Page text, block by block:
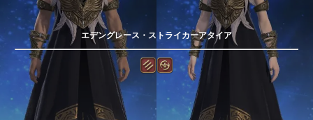
エデングレース・ストライカーアタイア